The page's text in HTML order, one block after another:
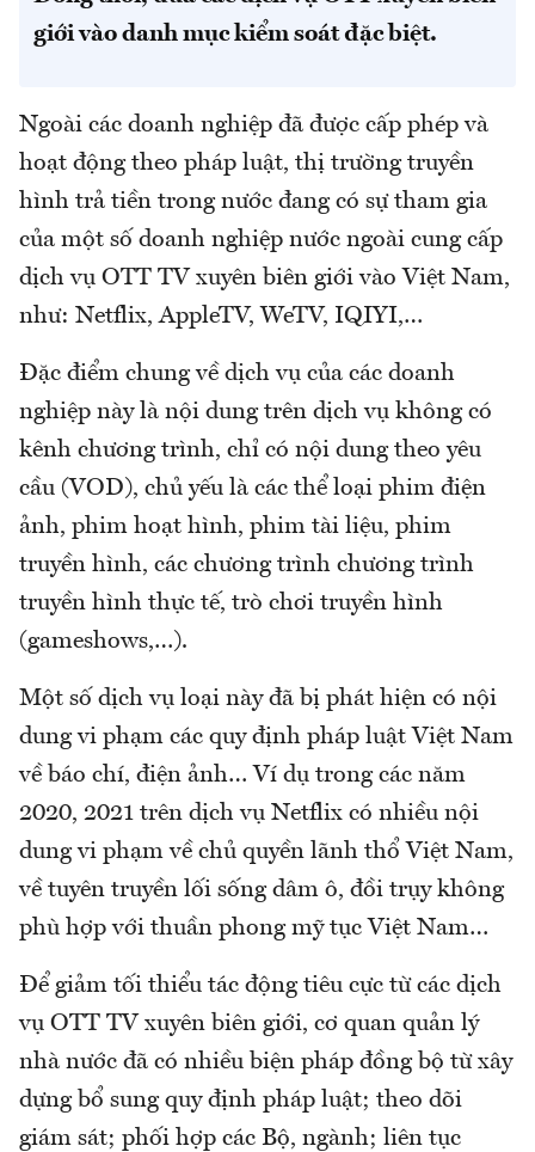
giới vào danh mục kiểm soát đặc biệt.
Ngoài các doanh nghiệp đã được cấp phép và
hoạt động theo pháp luật, thị trường truyền
hình trả tiền trong nước đang có sự tham gia
của một số doanh nghiệp nước ngoài cung cấp
dịch vụ OTT TV xuyên biên giới vào Việt Nam,
như: Netflix, AppleTV, WeTV, IQIYI,…
Đặc điểm chung về dịch vụ của các doanh
nghiệp này là nội dung trên dịch vụ không có
kênh chương trình, chỉ có nội dung theo yêu
cầu (VOD), chủ yếu là các thể loại phim điện
ảnh, phim hoạt hình, phim tài liệu, phim
truyền hình, các chương trình chương trình
truyền hình thực tế, trò chơi truyền hình
(gameshows,…).
Một số dịch vụ loại này đã bị phát hiện có nội
dung vi phạm các quy định pháp luật Việt Nam
về báo chí, điện ảnh… Ví dụ trong các năm
2020, 2021 trên dịch vụ Netflix có nhiều nội
dung vi phạm về chủ quyền lãnh thổ Việt Nam,
về tuyên truyền lối sống dâm ô, đồi trụy không
phù hợp với thuần phong mỹ tục Việt Nam…
Để giảm tối thiểu tác động tiêu cực từ các dịch
vụ OTT TV xuyên biên giới, cơ quan quản lý
nhà nước đã có nhiều biện pháp đồng bộ từ xây
dựng bổ sung quy định pháp luật; theo dõi
giám sát; phối hợp các Bộ, ngành; liên tục